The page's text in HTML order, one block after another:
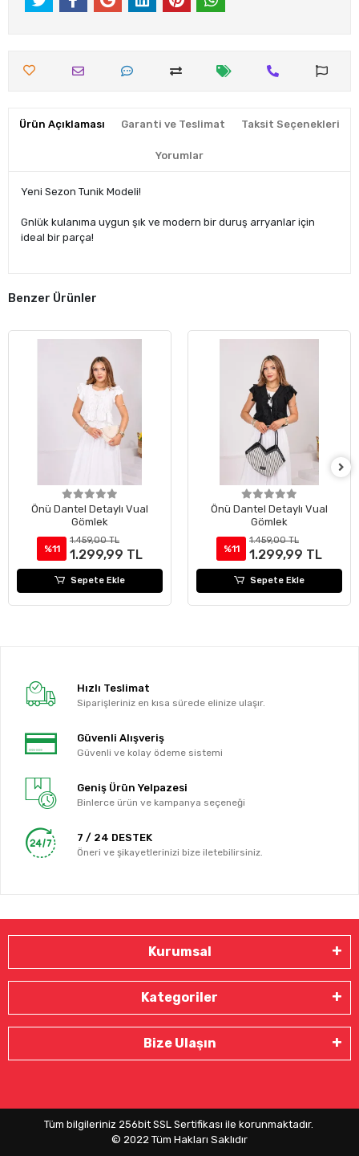
Ürün Açıklaması Garanti ve Teslimat Taksit Seçenekleri
Yorumlar
Yeni Sezon Tunik Modeli!
Gnlük kulanıma uygun şık ve modern bir duruş arryanlar için
ideal bir parça!
Benzer Ürünler
Önü Dantel Detaylı Vual
Gömlek
%11
1.459,00 TL
1.299,99 TL
Sepete Ekle
Önü Dantel Detaylı Vual
Gömlek
%11
1.459,00 TL
1.299,99 TL
Sepete Ekle
Hızlı Teslimat
Siparişleriniz en kısa sürede elinize ulaşır.
Güvenli Alışveriş
Güvenli ve kolay ödeme sistemi
Geniş Ürün Yelpazesi
Binlerce ürün ve kampanya seçeneği
7 / 24 DESTEK
Öneri ve şikayetlerinizi bize iletebilirsiniz.
Kurumsal
Kategoriler
Bize Ulaşın
Tüm bilgileriniz 256bit SSL Sertifikası ile korunmaktadır.
© 2022 Tüm Hakları Saklıdır